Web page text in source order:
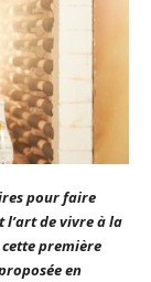
pour faire
de vivre à la
première
en